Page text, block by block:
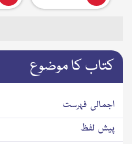
کتاب کا موضوع
اجمالی فہرست
پیش لفظ